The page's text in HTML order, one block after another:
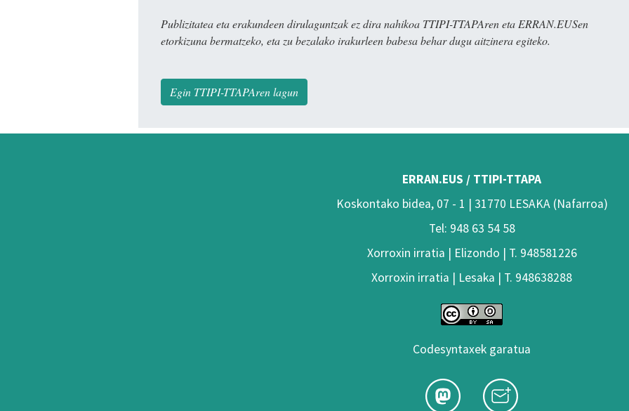
Publizitatea eta erakundeen dirulaguntzak ez dira nahikoa TTIPI-TTAPAren eta ERRAN.EUSen
etorkizuna bermatzeko, eta zu bezalako irakurleen babesa behar dugu aitzinera egiteko.
Egin TTIPI-TTAPAren lagun
ERRAN.EUS / TTIPI-TTAPA
Koskontako bidea, 07 - 1 | 31770 LESAKA (Nafarroa)
Tel: 948 63 54 58
Xorroxin irratia | Elizondo | T. 948581226
Xorroxin irratia | Lesaka | T. 948638288
Codesyntaxek garatua